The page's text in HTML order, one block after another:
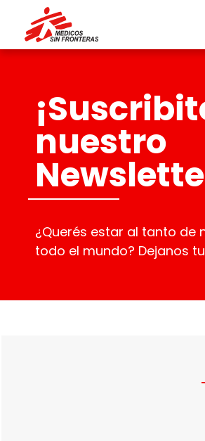
nuestro
¿Querés estar al tanto de
todo el mundo? Dejanos